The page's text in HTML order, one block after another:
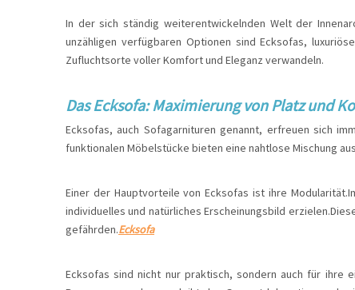
In der sich ständig weiterentwickelnden Welt der
unzähligen verfügbaren Optionen sind Ecksofas,
Zufluchtsorte voller Komfort und Eleganz verwandeln.
Das Ecksofa: Maximierung von Platz und
Ecksofas, auch Sofagarnituren genannt, erfreuen sich
funktionalen Möbelstücke bieten eine nahtlose Mischung
Einer der Hauptvorteile von Ecksofas ist ihre
individuelles und natürliches Erscheinungsbild
gefährden.Ecksofa
Ecksofas sind nicht nur praktisch, sondern auch für ihre